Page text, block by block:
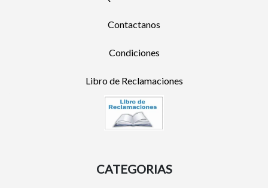
Contactanos
Condiciones
Libro de Reclamaciones
CATEGORIAS